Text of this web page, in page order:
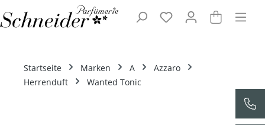
Zum Hauptinhalt springen
Startseite Marken A
Azzaro
Herrenduft
Wanted Tonic